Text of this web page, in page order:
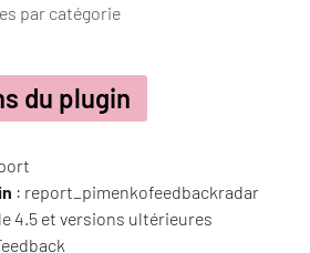
par catégorie
du plugin
: report_pimenkofeedbackradar
4.5 et versions ultérieures